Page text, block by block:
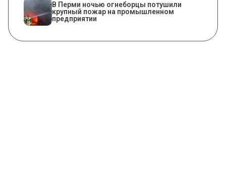
​В Перми ночью огнеборцы потушили
крупный пожар на промышленном
предприятии